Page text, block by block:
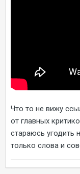
Что то не вижу
от главных
стараюсь угодить
только слова и